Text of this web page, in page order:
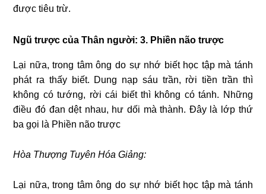
được tiêu trừ.
Ngũ trược của Thân người: 3. Phiền não trược
Lại nữa, trong tâm ông do sự nhớ biết học tập mà tánh
phát ra thấy biết. Dung nạp sáu trần, rời tiền trần thì
không có tướng, rời cái biết thì không có tánh. Những
điều đó đan dệt nhau, hư dối mà thành. Đây là lớp thứ
ba gọi là Phiền não trược
Hòa Thượng Tuyên Hóa Giảng:
Lại nữa, trong tâm ông do sự nhớ biết học tập mà tánh